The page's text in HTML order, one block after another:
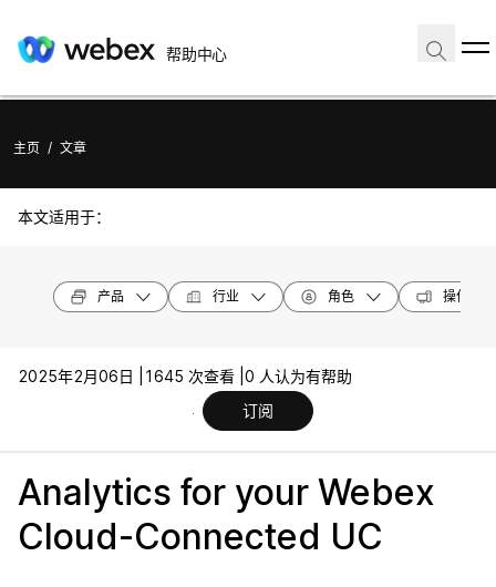
帮助中心
主页 / 文章
本文适用于：
产品 行业 角色 操作系统
2025年2月06日 | 1645 次查看 | 0 人认为有帮助
订阅
Analytics for your Webex
Cloud-Connected UC